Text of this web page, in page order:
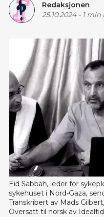
Redaksjonen
25.10.2024- 1 min
Eid Sabbah, leder for
sykehuset i Nord-Gaza,
Transkribert av Mads
Oversatt til norsk av